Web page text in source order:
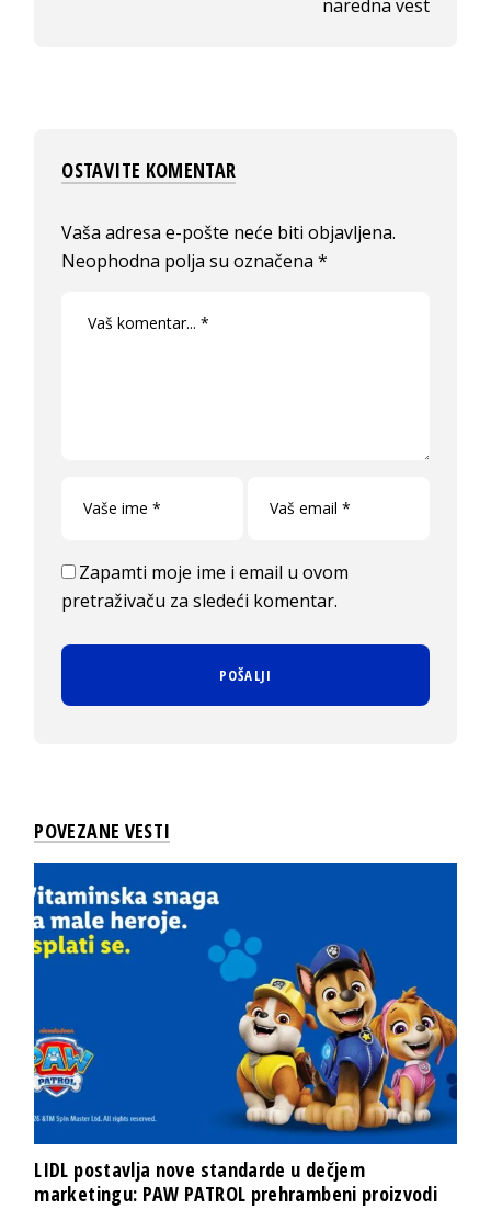
naredna vest
OSTAVITE KOMENTAR
Vaša adresa e-pošte neće biti objavljena.
Neophodna polja su označena*
Zapamti moje ime i email u ovom
pretraživaču za sledeći komentar.
POVEZANE VESTI
LIDL postavlja nove standarde u dečjem
marketingu: PAW PATROL prehrambeni proizvodi